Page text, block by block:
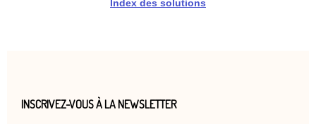
Index des solutions
INSCRIVEZ-VOUS À LA NEWSLETTER